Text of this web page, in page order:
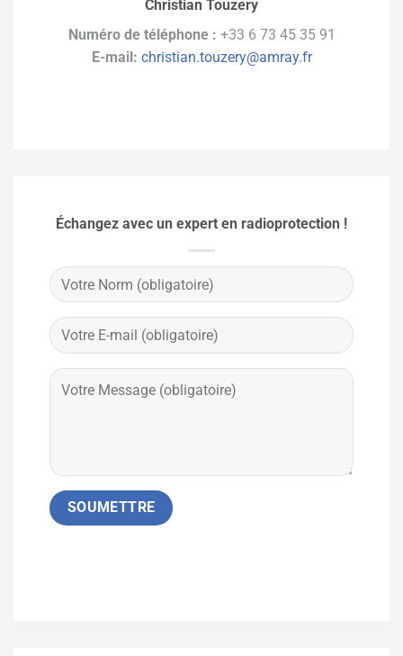
Christian Touzery
Numéro de téléphone : +33 6 73 45 35 91
E-mail: christian.touzery@amray.fr
Échangez avec un expert en radioprotection !